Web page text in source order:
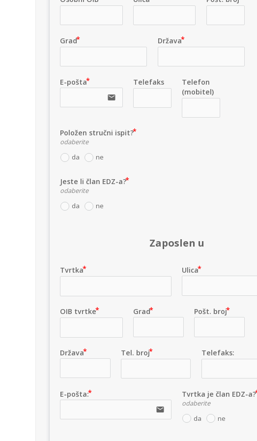
Grad Država
E-pošta
email
Telefaks
Telefon
(mobitel)
Položen stručni ispit?
odaberite
da
ne
Jeste li član EDZ-a?
odaberite
da
ne
Zaposlen u
Tvrtka Ulica
OIB tvrtke Grad Pošt. broj
Država Tel. broj Telefaks:
E-pošta:
email
Tvrtka je član EDZ-a?
odaberite
da
ne